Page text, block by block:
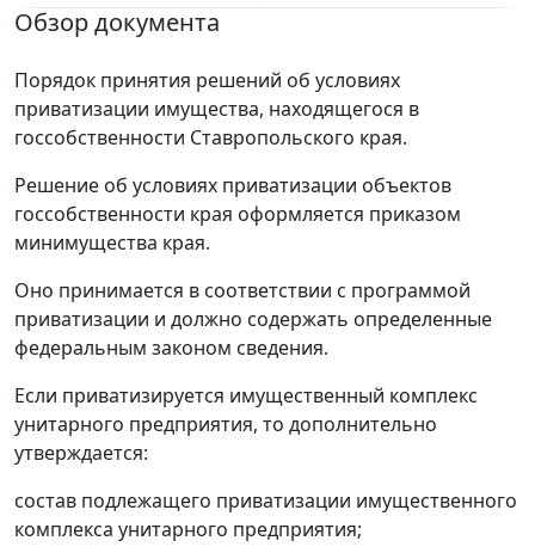
Обзор документа
Порядок принятия решений об условиях
приватизации имущества, находящегося в
госсобственности Ставропольского края.
Решение об условиях приватизации объектов
госсобственности края оформляется приказом
минимущества края.
Оно принимается в соответствии с программой
приватизации и должно содержать определенные
федеральным законом сведения.
Если приватизируется имущественный комплекс
унитарного предприятия, то дополнительно
утверждается:
состав подлежащего приватизации имущественного
комплекса унитарного предприятия;